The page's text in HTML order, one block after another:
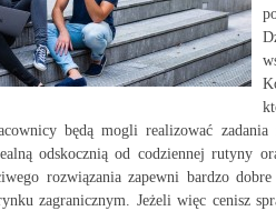
będą mogli realizować
odskocznią od codziennej rutyny
rozwiązania zapewni bardzo
zagranicznym. Jeżeli więc cenisz